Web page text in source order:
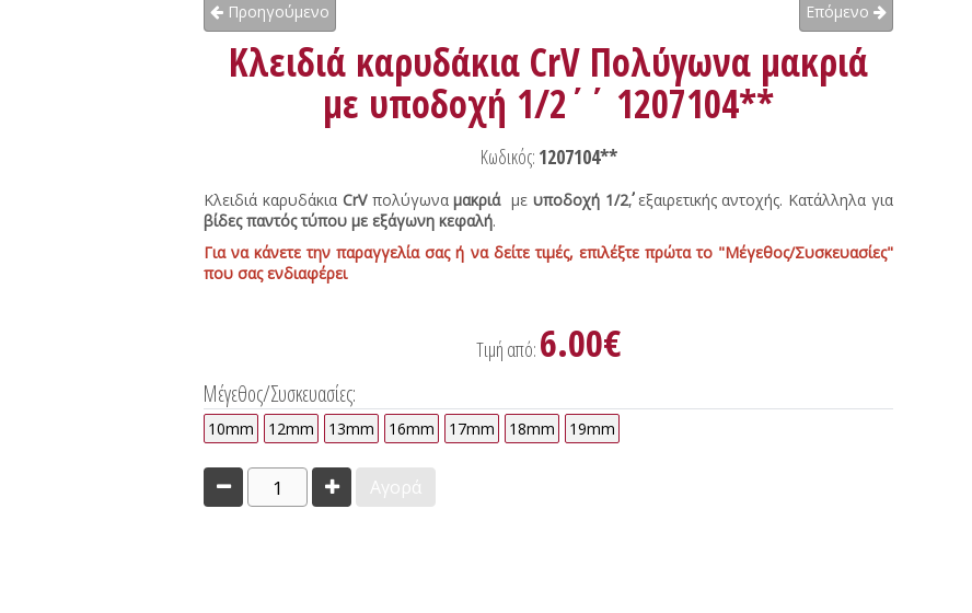
Προηγούμενο Επόμενο
Κλειδιά καρυδάκια CrV Πολύγωνα μακριά
με υποδοχή 1/2΄΄ 1207104**
Κωδικός: 1207104**
Κλειδιά καρυδάκια CrV πολύγωναμακριάμε υποδοχή 1/2΄΄, εξαιρετικής αντοχής. Κατάλληλα για
βίδες παντός τύπου με εξάγωνη κεφαλή.
Για να κάνετε την παραγγελία σας ή να δείτε τιμές, επιλέξτε πρώτα το "Μέγεθος/Συσκευασίες"
που σας ενδιαφέρει
Τιμή από: 6.00€
Μέγεθος/Συσκευασίες:
10mm 12mm 13mm 16mm 17mm 18mm 19mm
1 Αγορά